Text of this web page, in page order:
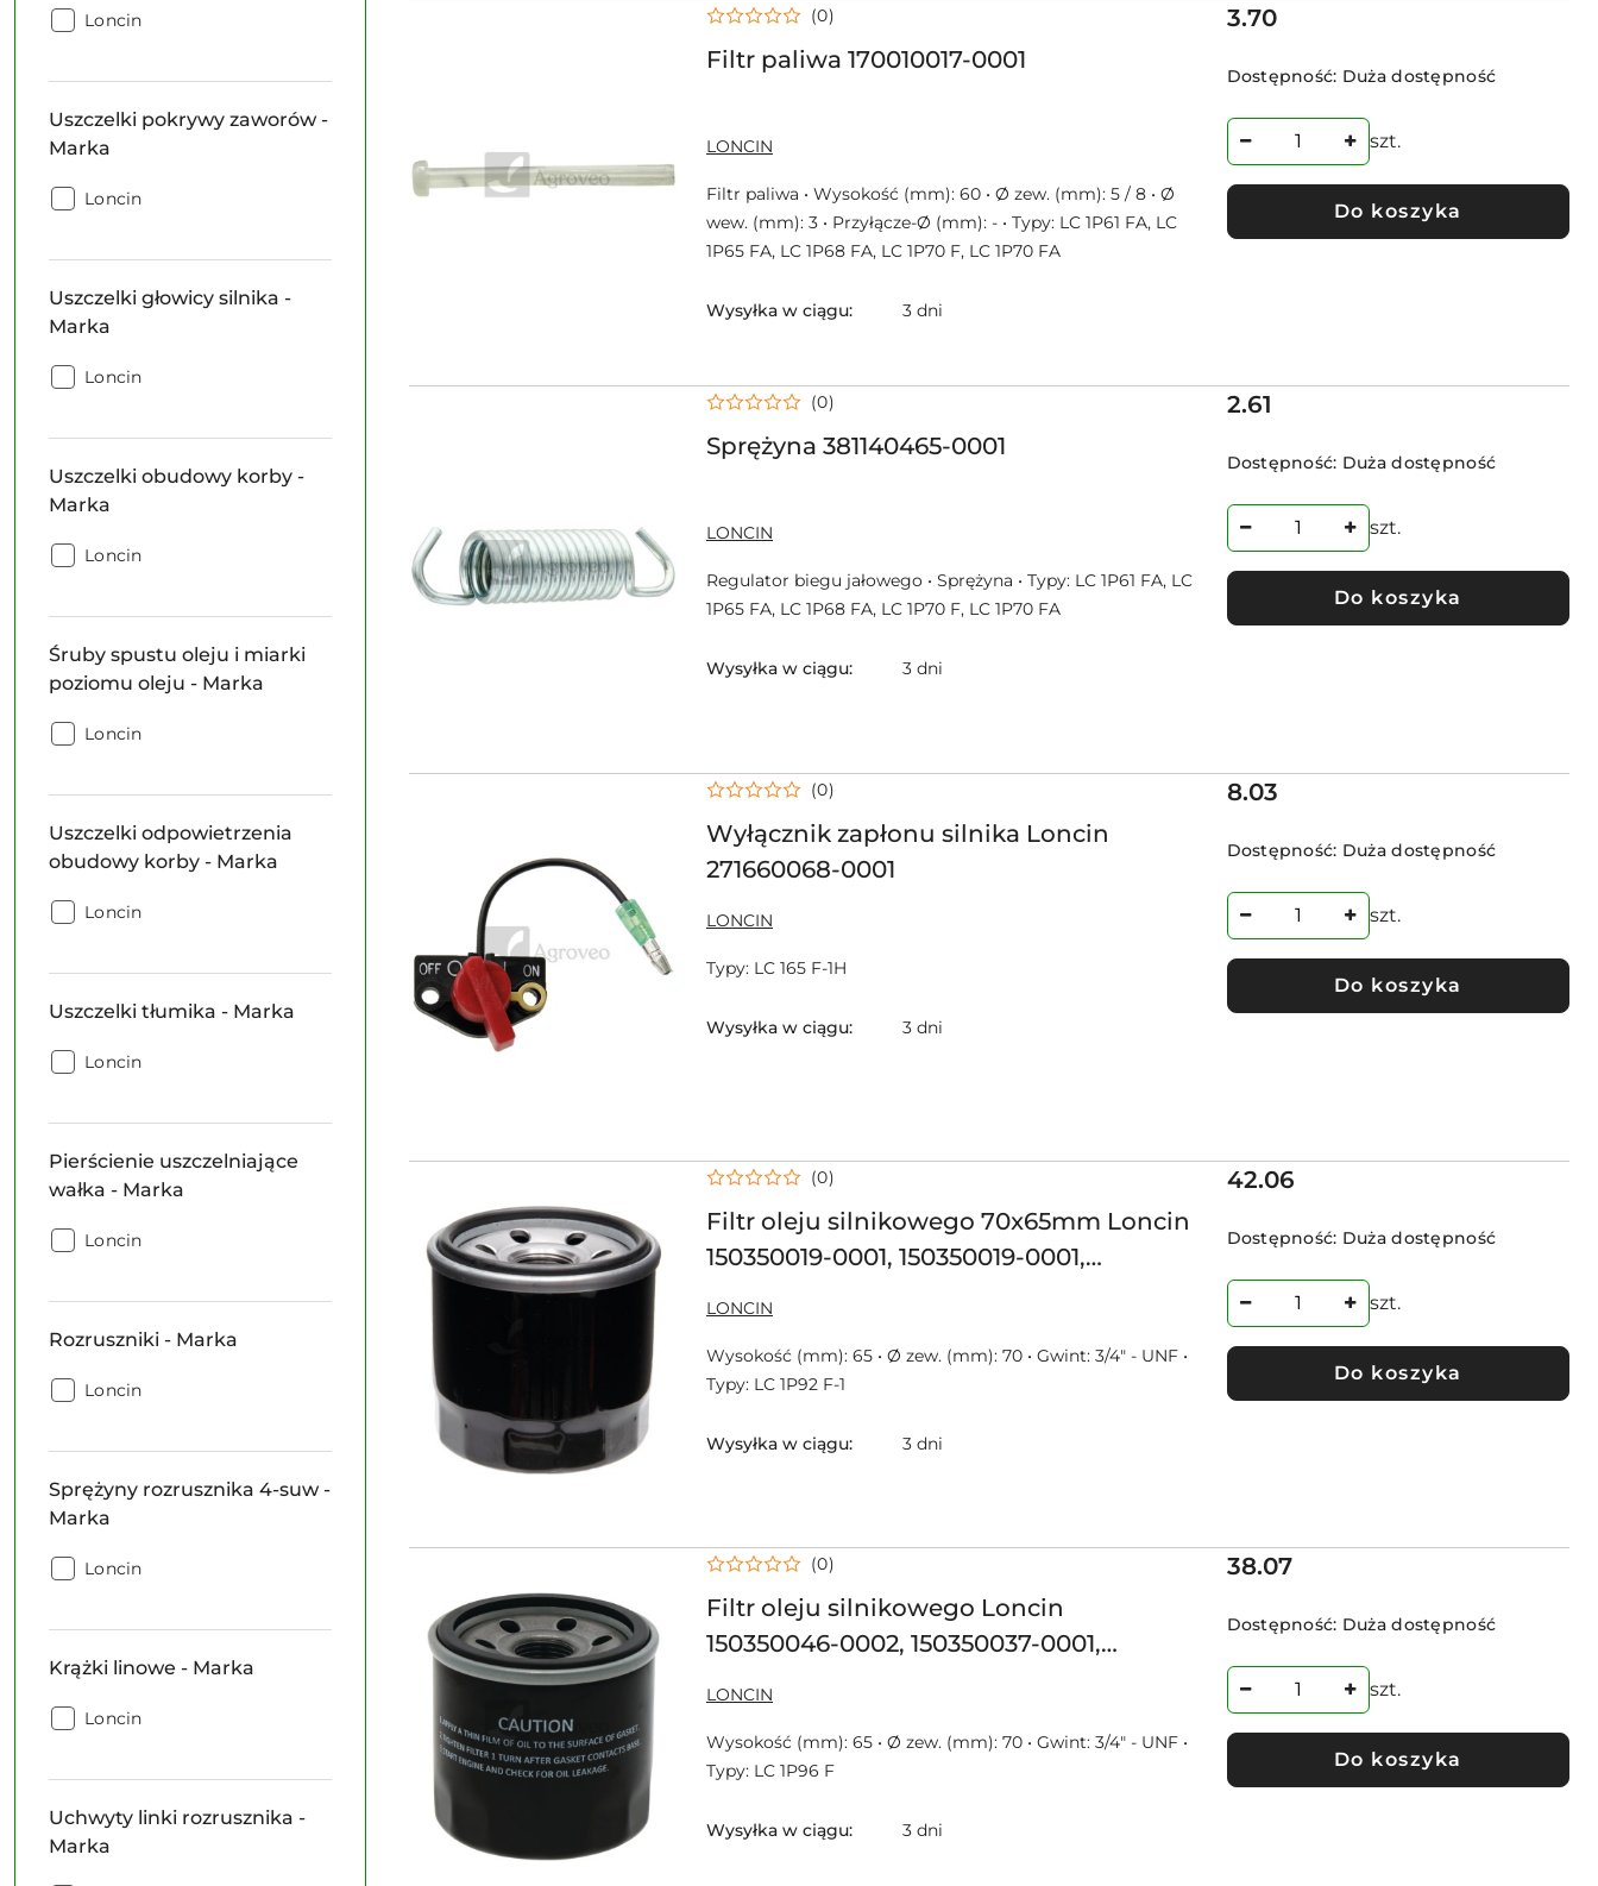
Uszczelki
Loncin
Uszczelki pokrywy zaworów -
Marka
Uszczelki
Marka:
Loncin
Uszczelki głowicy silnika -
Marka
Uszczelki
Marka:
Loncin
Uszczelki obudowy korby -
Marka
Uszczelki
Marka:
Loncin
Śruby spustu oleju i miarki
poziomu oleju - Marka
Śruby
miarki
poziomu
-
Loncin
Uszczelki odpowietrzenia
obudowy korby - Marka
Uszczelki
-
Loncin
Uszczelki tłumika - Marka
Uszczelki
Loncin
Pierścienie uszczelniające
wałka - Marka
Pierścienie
Marka:
Loncin
Rozruszniki - Marka
Rozruszniki
Loncin
Sprężyny rozrusznika 4-suw -
Marka
Sprężyny
-
Loncin
Krążki linowe - Marka
Krążki
Loncin
Uchwyty linki rozrusznika -
Marka
Filtr paliwa 170010017-0001
(0)
NAZWA
PRODUCENTA:
LONCIN
Filtr paliwa • Wysokość (mm): 60 • Ø zew. (mm): 5 / 8 • Ø
wew. (mm): 3 • Przyłącze-Ø (mm): - • Typy: LC 1P61 FA, LC
1P65 FA, LC 1P68 FA, LC 1P70 F, LC 1P70 FA
Wysyłka w ciągu: 3 dni
Cena:
3.70
Dostępność: Duża dostępność
szt.
Do koszyka
Sprężyna 381140465-0001
(0)
NAZWA
PRODUCENTA:
LONCIN
Regulator biegu jałowego • Sprężyna • Typy: LC 1P61 FA, LC
1P65 FA, LC 1P68 FA, LC 1P70 F, LC 1P70 FA
Wysyłka w ciągu: 3 dni
Cena:
2.61
Dostępność: Duża dostępność
szt.
Do koszyka
Wyłącznik zapłonu silnika Loncin
271660068-0001
(0)
NAZWA
PRODUCENTA:
LONCIN
Typy: LC 165 F-1H
Wysyłka w ciągu: 3 dni
Cena:
8.03
Dostępność: Duża dostępność
szt.
Do koszyka
Filtr oleju silnikowego 70x65mm Loncin
150350019-0001, 150350019-0001,
(0)
NAZWA
PRODUCENTA:
LONCIN
Wysokość (mm): 65 • Ø zew. (mm): 70 • Gwint: 3/4″ - UNF •
Typy: LC 1P92 F-1
Wysyłka w ciągu: 3 dni
Cena:
42.06
Dostępność: Duża dostępność
szt.
Do koszyka
Filtr oleju silnikowego Loncin
150350046-0002, 150350037-0001,
(0)
NAZWA
PRODUCENTA:
LONCIN
Wysokość (mm): 65 • Ø zew. (mm): 70 • Gwint: 3/4″ - UNF •
Typy: LC 1P96 F
Wysyłka w ciągu: 3 dni
Cena:
38.07
Dostępność: Duża dostępność
szt.
Do koszyka